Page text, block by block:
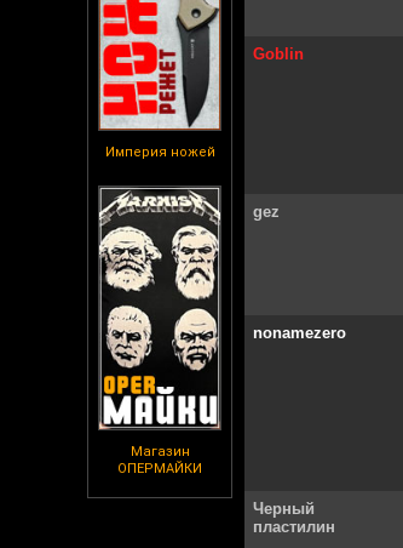
Империя ножей
Магазин
ОПЕРМАЙКИ
Goblin
gez
nonamezero
Черный
пластилин